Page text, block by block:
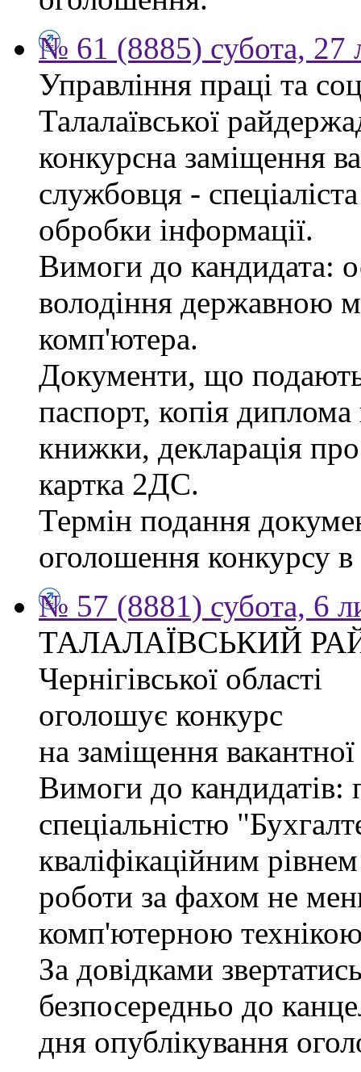
№ 61 (8885) субота, 27
Управління праці та
Талалаївської
конкурсна заміщення
службовця -
обробки інформації.
Вимоги до кандидата:
володіння державною
комп'ютера.
Документи, що
паспорт, копія диплома
книжки, декларація
картка 2ДС.
Термін подання
оголошення конкурсу в
№ 57 (8881) субота, 6
ТАЛАЛАЇВСЬКИЙ
Чернігівської області
оголошує конкурс
на заміщення
Вимоги до кандидатів:
спеціальністю
кваліфікаційним
роботи за фахом не
комп'ютерною
За довідками
безпосередньо до
дня опублікування